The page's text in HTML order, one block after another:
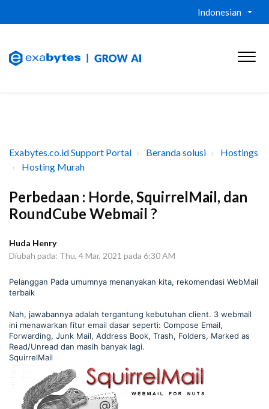
Indonesian
Exabytes.co.id Support Portal Beranda solusi
Hostings
Hosting Murah
Perbedaan : Horde, SquirrelMail, dan
RoundCube Webmail ?
Huda Henry
Diubah pada: Thu, 4 Mar, 2021 pada 6:30 AM
Pelanggan Pada umumnya menanyakan kita, rekomendasi WebMail
terbaik
Nah, jawabannya adalah tergantung kebutuhan client. 3 webmail
ini menawarkan fitur email dasar seperti: Compose Email,
Forwarding, Junk Mail, Address Book, Trash, Folders, Marked as
Read/Unread dan masih banyak lagi.
SquirrelMail